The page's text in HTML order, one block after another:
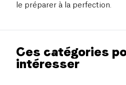
le préparer à la perfection.
Ces catégories
intéresser